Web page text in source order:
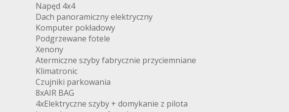
Napęd 4x4
Dach panoramiczny elektryczny
Komputer pokładowy
Podgrzewane fotele
Xenony
Atermiczne szyby fabrycznie przyciemniane
Klimatronic
Czujniki parkowania
8xAIR BAG
4xElektryczne szyby + domykanie z pilota